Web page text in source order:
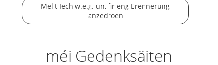
Mellt Iech w.e.g. un, fir eng Erënnerung
anzedroen
méi Gedenksäiten